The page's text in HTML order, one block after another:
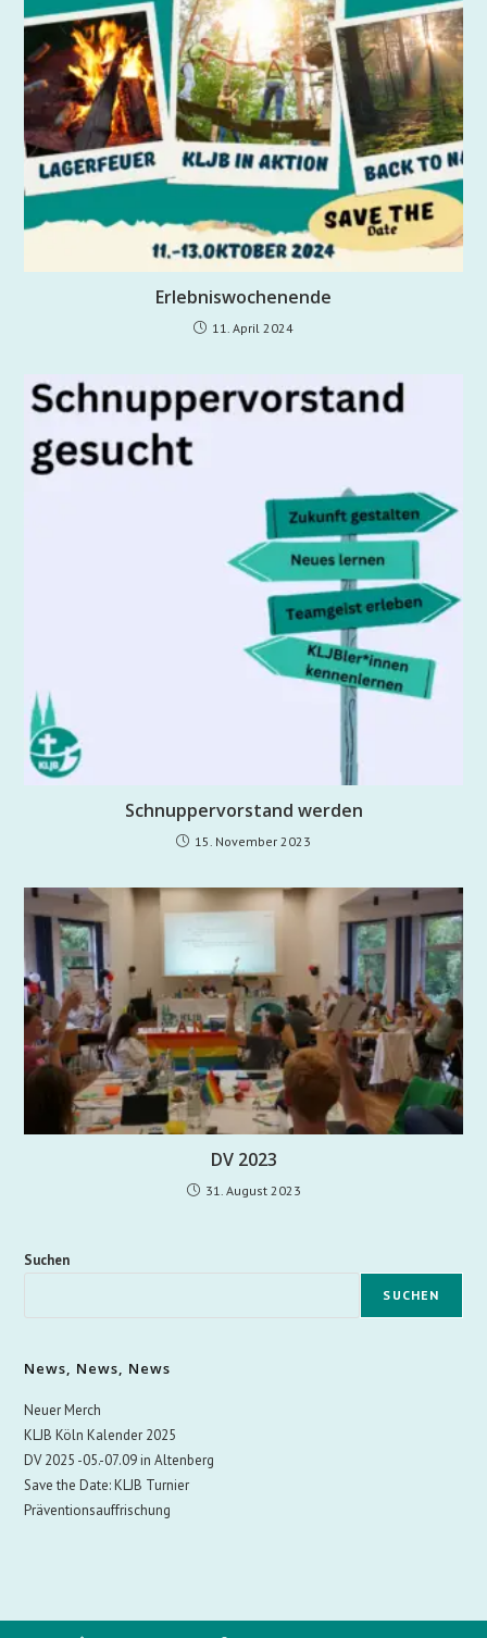
Erlebniswochenende
11. April 2024
Schnuppervorstand werden
15. November 2023
DV 2023
31. August 2023
Suchen
SUCHEN
News, News, News
Neuer Merch
KLJB Köln Kalender 2025
DV 2025 -05.-07.09 in Altenberg
Save the Date: KLJB Turnier
Präventionsauffrischung